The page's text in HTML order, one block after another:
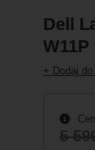
Dell
W11P
+ Dodaj
5